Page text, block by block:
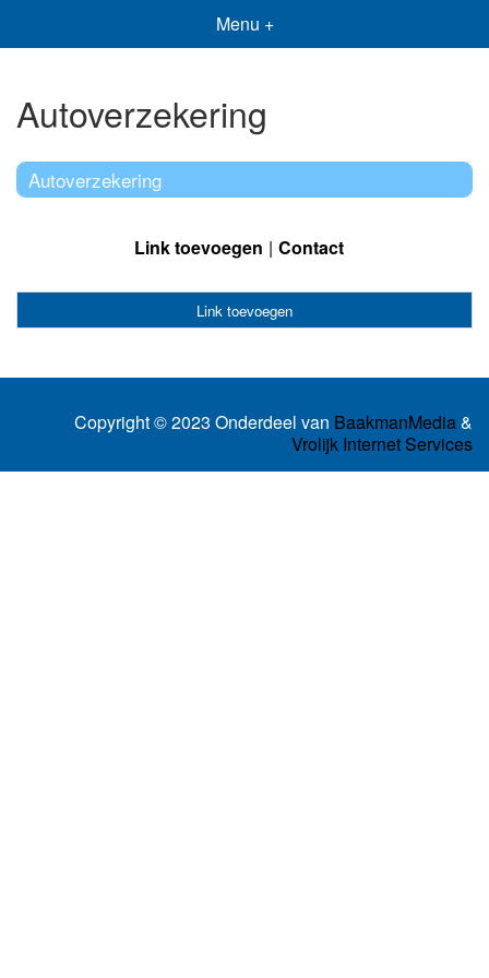
Menu +
Autoverzekering
Autoverzekering
Link toevoegen Contact
Link toevoegen
Copyright © 2023 Onderdeel van BaakmanMedia&
Vrolijk Internet Services